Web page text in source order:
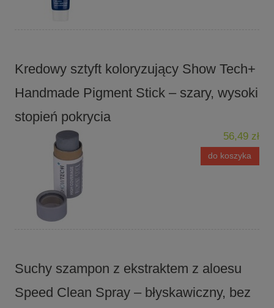
Kredowy sztyft koloryzujący Show Tech+
Handmade Pigment Stick – szary, wysoki
stopień pokrycia
56,49 zł
do koszyka
Suchy szampon z ekstraktem z aloesu
Speed Clean Spray – błyskawiczny, bez